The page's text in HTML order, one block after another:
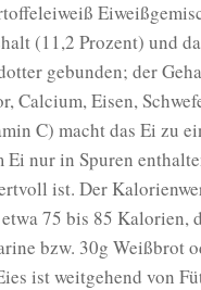
(11,2 Prozent) und
gebunden; der
Calcium, Eisen,
C) macht das Ei zu
nur in Spuren
ist. Der
75 bis 85 Kalorien,
bzw. 30g Weißbrot
ist weitgehend von